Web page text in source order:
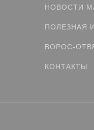
НОВОСТИ
ПОЛЕЗНАЯ
ВОРОС-
КОНТАКТЫ